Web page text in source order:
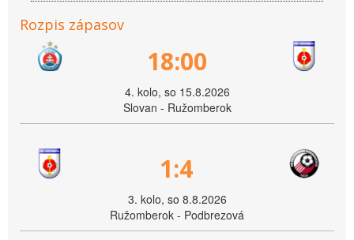
Rozpis zápasov
18:00
4. kolo, so 15.8.2026
Slovan - Ružomberok
1:4
3. kolo, so 8.8.2026
Ružomberok - Podbrezová